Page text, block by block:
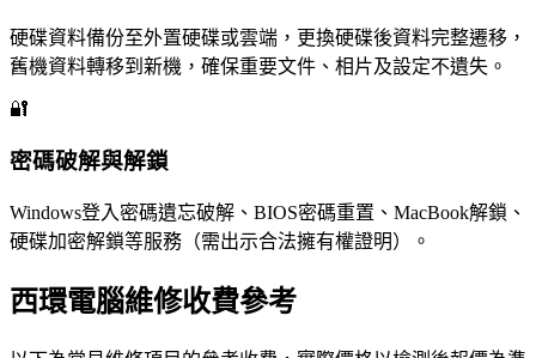
硬碟資料備份至外置硬碟或雲端，更換硬碟後資料完整遷移，
舊機資料轉移到新機，確保重要文件、相片及設定不遺失。
🔐
密碼破解與解鎖
Windows登入密碼遺忘破解、BIOS密碼重置、MacBook解鎖、
硬碟加密解鎖等服務（需出示合法擁有權證明）。
西環電腦維修收費參考